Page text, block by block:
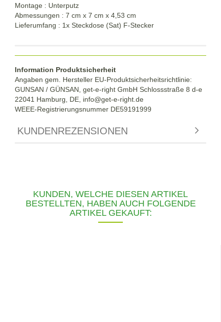
Montage : Unterputz
Abmessungen : 7 cm x 7 cm x 4,53 cm
Lieferumfang : 1x Steckdose (Sat) F-Stecker
Information Produktsicherheit
Angaben gem. Hersteller EU-Produktsicherheitsrichtlinie:
GUNSAN / GÜNSAN, get-e-right GmbH Schlossstraße 8 d-e
22041 Hamburg, DE, info@get-e-right.de
WEEE-Registrierungsnummer DE59191999
KUNDENREZENSIONEN
KUNDEN, WELCHE DIESEN ARTIKEL
BESTELLTEN, HABEN AUCH FOLGENDE
ARTIKEL GEKAUFT: